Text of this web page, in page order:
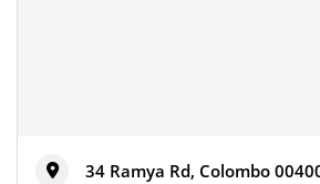
34 Ramya Rd, Colombo